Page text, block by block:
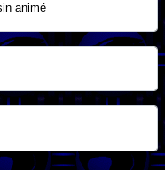
animé